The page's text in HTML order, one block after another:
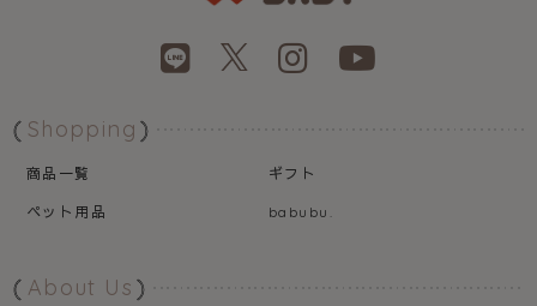
Shopping
商品一覧
ギフト
ペット用品
babubu.
About Us